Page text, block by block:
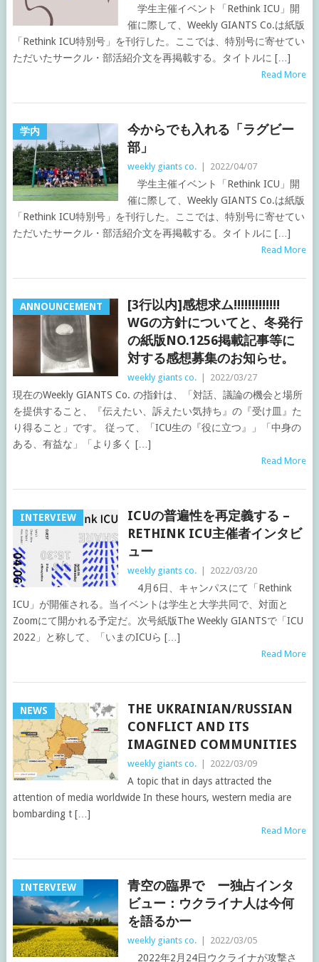
学生主催イベント「Rethink ICU」開
催に際して、Weekly GIANTS Co.は紙版
「Rethink ICU特別号」を刊行した。ここでは、特別号に寄せてい
ただいたサークル・部活紹介文を再掲載する。タイトルに […]
Read More
学内
今からでも入れる「ラグビー
部」
weekly giants co. 2022/04/07
学生主催イベント「Rethink ICU」開
催に際して、Weekly GIANTS Co.は紙版
「Rethink ICU特別号」を刊行した。ここでは、特別号に寄せてい
ただいたサークル・部活紹介文を再掲載する。タイトルに […]
Read More
ANNOUNCEMENT
[3行以内]感想求ム!!!!!!!!!!!!!
WGの方針についてと、冬発行
の紙版NO.1256掲載記事等に
対する感想募集のお知らせ。
weekly giants co. 2022/03/27
現在のWeekly GIANTS Co. の指針は、「対話、議論の機会と場所
を提供すること、『伝えたい、訴えたい気持ち』の『受け皿』た
り得ること」です。 従って、「ICU生の『役に立つ』」「中身の
ある、有益な」「より多く […]
Read More
INTERVIEW
ICUの普遍性を再定義する –
RETHINK ICU主催者インタビ
ュー
weekly giants co. 2022/03/20
4月6日、キャンパスにて「Rethink
ICU」が開催される。当イベントは学生と大学共同で、対面と
Zoomにて開かれる予定だ。次号紙版The Weekly GIANTSで「ICU
2022」と称して、「いまのICUら […]
Read More
NEWS
THE UKRAINIAN/RUSSIAN
CONFLICT AND ITS
IMAGINED COMMUNITIES
weekly giants co. 2022/03/09
A topic that in days attracted the
attention of media worldwide In these hours, western media are
bombarding t […]
Read More
INTERVIEW
青空の臨界で ー独占インタ
ビュー：ウクライナ人は今何
を語るかー
weekly giants co. 2022/03/05
2022年2月24日ウクライナが攻撃さ